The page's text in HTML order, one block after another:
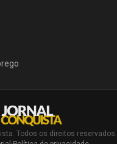
Todos os direitos reservados.